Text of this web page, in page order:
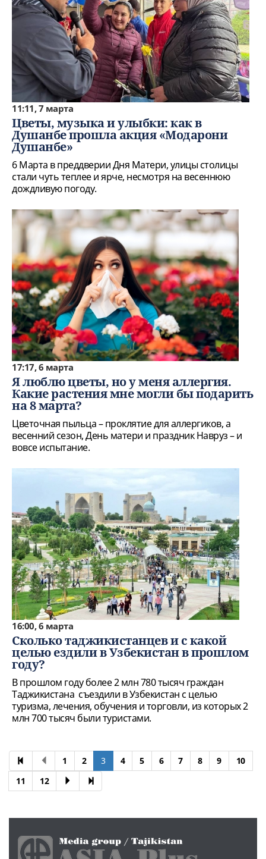
11:11, 7 марта
Цветы, музыка и улыбки: как в
Душанбе прошла акция «Модарони
Душанбе»
6 Марта в преддверии Дня Матери, улицы столицы
стали чуть теплее и ярче, несмотря на весеннюю
дождливую погоду.
17:17, 6 марта
Я люблю цветы, но у меня аллергия.
Какие растения мне могли бы подарить
на 8 марта?
Цветочная пыльца – проклятие для аллергиков, а
весенний сезон, День матери и праздник Навруз – и
вовсе испытание.
16:00, 6 марта
Сколько таджикистанцев и с какой
целью ездили в Узбекистан в прошлом
году?
В прошлом году более 2 млн 780 тысяч граждан
Таджикистана съездили в Узбекистан с целью
туризма, лечения, обучения и торговли, из которых 2
млн 700 тысяч были туристами.
1 2 3 4 5 6 7 8 9
10
11
12